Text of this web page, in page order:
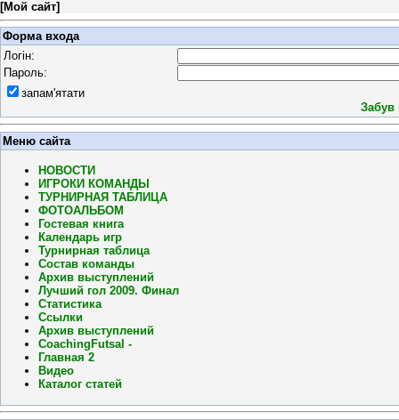
[Мой сайт]
Форма входа
Логін:
Пароль:
запам'ятати
Забув
Меню сайта
НОВОСТИ
ИГРОКИ КОМАНДЫ
ТУРНИРНАЯ ТАБЛИЦА
ФОТОАЛЬБОМ
Гостевая книга
Календарь игр
Турнирная таблица
Состав команды
Архив выступлений
Лучший гол 2009. Финал
Статистика
Ссылки
Архив выступлений
CoachingFutsal -
Главная 2
Видео
Каталог статей